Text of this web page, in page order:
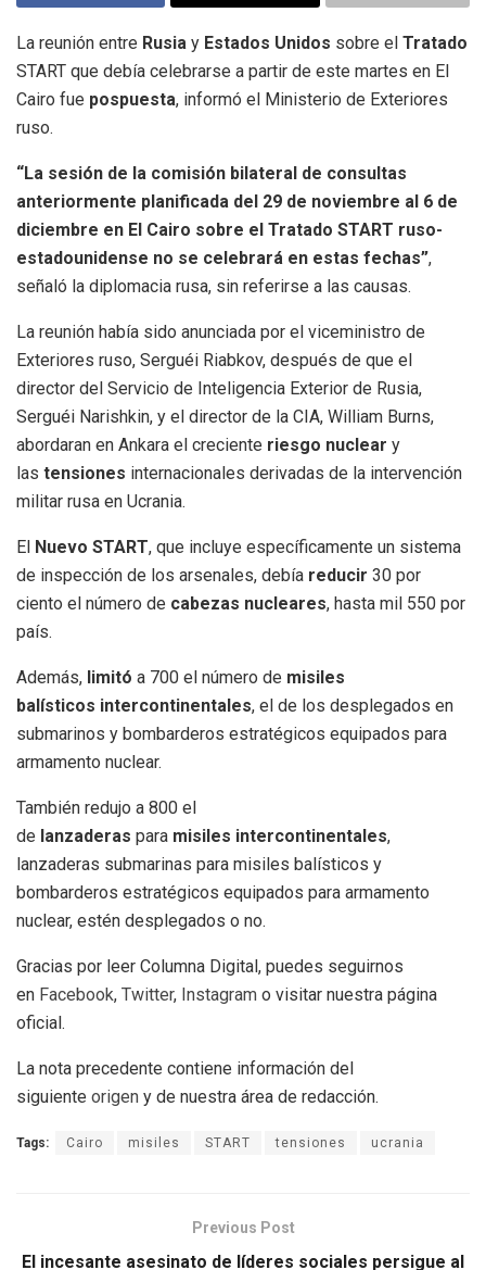
La reunión entre Rusia y Estados Unidos sobre el Tratado
START que debía celebrarse a partir de este martes en El
Cairo fue pospuesta, informó el Ministerio de Exteriores
ruso.
“La sesión de la comisión bilateral de consultas
anteriormente planificada del 29 de noviembre al 6 de
diciembre en El Cairo sobre el Tratado START ruso-
estadounidense no se celebrará en estas fechas”,
señaló la diplomacia rusa, sin referirse a las causas.
La reunión había sido anunciada por el viceministro de
Exteriores ruso, Serguéi Riabkov, después de que el
director del Servicio de Inteligencia Exterior de Rusia,
Serguéi Narishkin, y el director de la CIA, William Burns,
abordaran en Ankara el creciente riesgo nuclear y
las tensiones internacionales derivadas de la intervención
militar rusa en Ucrania.
El Nuevo START, que incluye específicamente un sistema
de inspección de los arsenales, debía reducir 30 por
ciento el número de cabezas nucleares, hasta mil 550 por
país.
Además, limitó a 700 el número de misiles
balísticos intercontinentales, el de los desplegados en
submarinos y bombarderos estratégicos equipados para
armamento nuclear.
También redujo a 800 el
de lanzaderas para misiles intercontinentales,
lanzaderas submarinas para misiles balísticos y
bombarderos estratégicos equipados para armamento
nuclear, estén desplegados o no.
Gracias por leer Columna Digital, puedes seguirnos
en Facebook, Twitter, Instagram o visitar nuestra página
oficial.
La nota precedente contiene información del
siguiente origen y de nuestra área de redacción.
Tags: Cairo misiles START tensiones ucrania
Previous Post
El incesante asesinato de líderes sociales persigue al